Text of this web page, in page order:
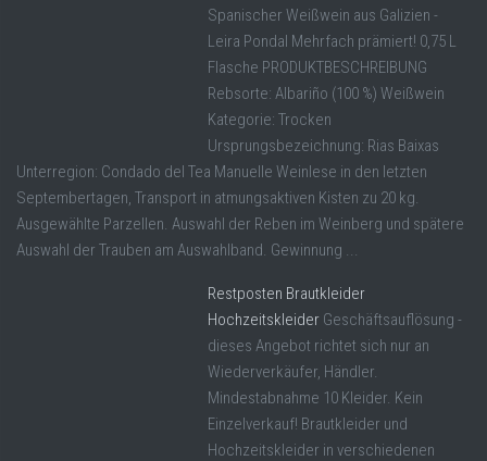
Spanischer Weißwein aus Galizien -
Leira Pondal Mehrfach prämiert! 0,75 L
Flasche PRODUKTBESCHREIBUNG
Rebsorte: Albariño (100 %) Weißwein
Kategorie: Trocken
Ursprungsbezeichnung: Rias Baixas
Unterregion: Condado del Tea Manuelle Weinlese in den letzten
Septembertagen, Transport in atmungsaktiven Kisten zu 20 kg.
Ausgewählte Parzellen. Auswahl der Reben im Weinberg und spätere
Auswahl der Trauben am Auswahlband. Gewinnung ...
Restposten Brautkleider
Hochzeitskleider Geschäftsauflösung -
dieses Angebot richtet sich nur an
Wiederverkäufer, Händler.
Mindestabnahme 10 Kleider. Kein
Einzelverkauf! Brautkleider und
Hochzeitskleider in verschiedenen